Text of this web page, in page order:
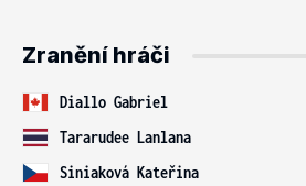
Zranění hráči
Diallo Gabriel
Tararudee Lanlana
Siniaková Kateřina